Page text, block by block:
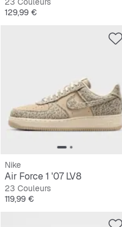
Prix
129,99 €
Nike
Air Force 1 '07 LV8
23 Couleurs
Prix
119,99 €